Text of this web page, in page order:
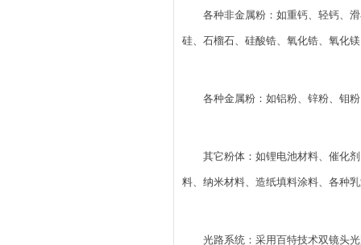
各种非金属粉：如重钙、轻钙、
硅、石榴石、硅酸锆、氧化锆、氧化
各种金属粉：如铝粉、锌粉、钼
其它粉体：如锂电池材料、催化
料、纳米材料、造纸填料涂料、各种
光路系统：采用百特技术双镜头